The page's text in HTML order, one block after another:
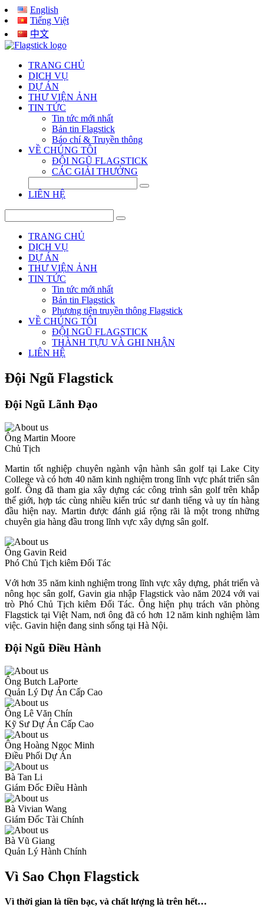
English
Tiếng Việt
中文
TRANG CHỦ
DỊCH VỤ
DỰ ÁN
THƯ VIỆN ẢNH
TIN TỨC
Tin tức mới nhất
Bản tin Flagstick
Báo chí & Truyền thông
VỀ CHÚNG TÔI
ĐỘI NGŨ FLAGSTICK
CÁC GIẢI THƯỞNG
LIÊN HỆ
TRANG CHỦ
DỊCH VỤ
DỰ ÁN
THƯ VIỆN ẢNH
TIN TỨC
Tin tức mới nhất
Bản tin Flagstick
Phương tiện truyền thông Flagstick
VỀ CHÚNG TÔI
ĐỘI NGŨ FLAGSTICK
THÀNH TỰU VÀ GHI NHẬN
LIÊN HỆ
Đội Ngũ Flagstick
Đội Ngũ Lãnh Đạo
Ông Martin Moore
Chủ Tịch
Martin tốt nghiệp chuyên ngành vận hành sân golf tại Lake City
College và có hơn 40 năm kinh nghiệm trong lĩnh vực phát triển sân
golf. Ông đã tham gia xây dựng các công trình sân golf trên khắp
thế giới, hợp tác cùng nhiều kiến trúc sư danh tiếng và uy tín hàng
đầu hiện nay. Martin được đánh giá rộng rãi là một trong những
chuyên gia hàng đầu trong lĩnh vực xây dựng sân golf.
Ông Gavin Reid
Phó Chủ Tịch kiêm Đối Tác
Với hơn 35 năm kinh nghiệm trong lĩnh vực xây dựng, phát triển và
nông học sân golf, Gavin gia nhập Flagstick vào năm 2024 với vai
trò Phó Chủ Tịch kiêm Đối Tác. Ông hiện phụ trách văn phòng
Flagstick tại Việt Nam, nơi ông đã có hơn 12 năm kinh nghiệm làm
việc. Gavin hiện đang sinh sống tại Hà Nội.
Đội Ngũ Điều Hành
Ông Butch LaPorte
Quản Lý Dự Án Cấp Cao
Ông Lê Văn Chín
Kỹ Sư Dự Án Cấp Cao
Ông Hoàng Ngọc Minh
Điều Phối Dự Án
Bà Tan Li
Giám Đốc Điều Hành
Bà Vivian Wang
Giám Đốc Tài Chính
Bà Vũ Giang
Quản Lý Hành Chính
Vì Sao Chọn Flagstick
Vì thời gian là tiền bạc, và chất lượng là trên hết…